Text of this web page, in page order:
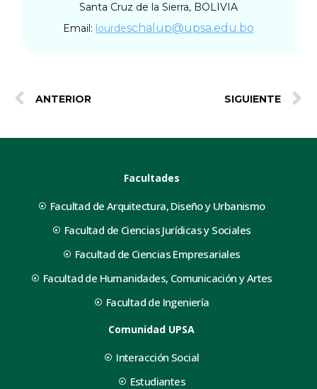
Santa Cruz de la Sierra, BOLIVIA
Email: lourdeschalup@upsa.edu.bo
ANTERIOR SIGUIENTE
Facultades
Facultad de Arquitectura, Diseño y Urbanismo
Facultad de Ciencias Jurídicas y Sociales
Facultad de Ciencias Empresariales
Facultad de Humanidades, Comunicación y Artes
Facultad de Ingeniería
Comunidad UPSA
Interacción Social
Estudiantes